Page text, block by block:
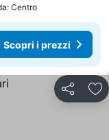
Centro
Scopri i prezzi
Condividi